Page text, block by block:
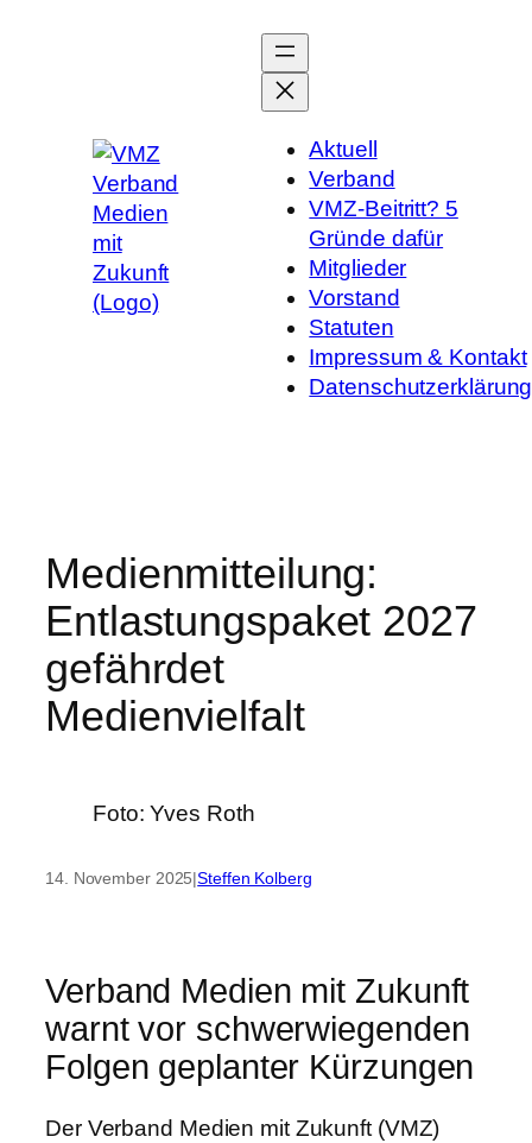
Aktuell
Verband
VMZ-Beitritt? 5
Gründe dafür
Mitglieder
Vorstand
Statuten
Impressum & Kontakt
Datenschutzerklärung
Medienmitteilung:
Entlastungspaket 2027
gefährdet
Medienvielfalt
Foto: Yves Roth
14. November 2025|Steffen Kolberg
Verband Medien mit Zukunft
warnt vor schwerwiegenden
Folgen geplanter Kürzungen
Der Verband Medien mit Zukunft (VMZ)